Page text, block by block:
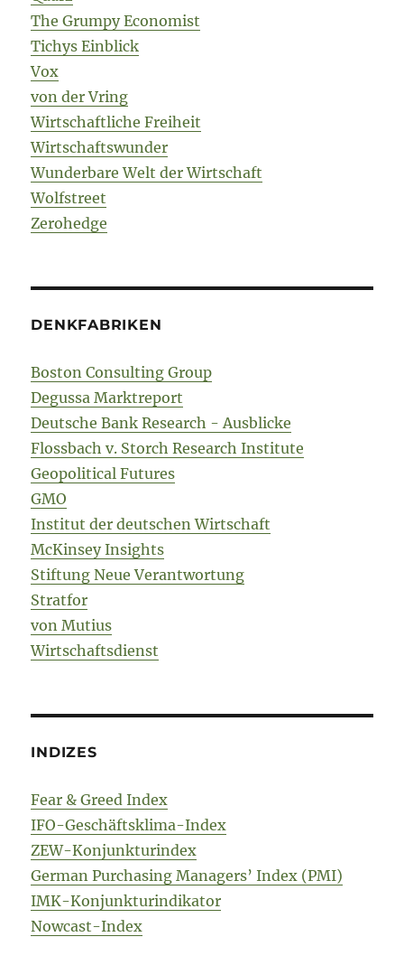
The Grumpy Economist
Tichys Einblick
Vox
von der Vring
Wirtschaftliche Freiheit
Wirtschaftswunder
Wunderbare Welt der Wirtschaft
Wolfstreet
Zerohedge
DENKFABRIKEN
Boston Consulting Group
Degussa Marktreport
Deutsche Bank Research - Ausblicke
Flossbach v. Storch Research Institute
Geopolitical Futures
GMO
Institut der deutschen Wirtschaft
McKinsey Insights
Stiftung Neue Verantwortung
Stratfor
von Mutius
Wirtschaftsdienst
INDIZES
Fear & Greed Index
IFO-Geschäftsklima-Index
ZEW-Konjunkturindex
German Purchasing Managers’ Index (PMI)
IMK-Konjunkturindikator
Nowcast-Index